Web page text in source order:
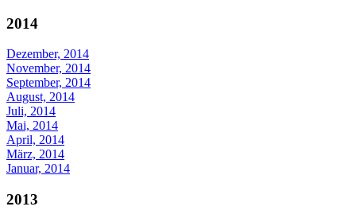
2014
Dezember, 2014
November, 2014
September, 2014
August, 2014
Juli, 2014
Mai, 2014
April, 2014
März, 2014
Januar, 2014
2013